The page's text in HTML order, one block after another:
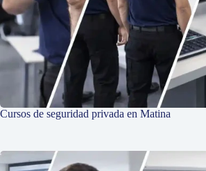
Cursos de seguridad privada en Matina